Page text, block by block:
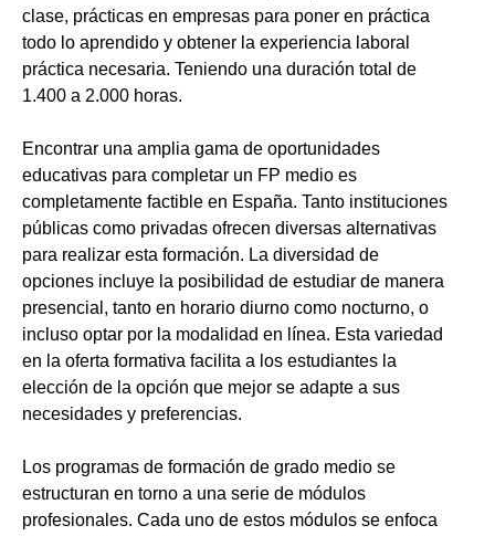
clase, prácticas en empresas para poner en práctica
todo lo aprendido y obtener la experiencia laboral
práctica necesaria. Teniendo una duración total de
1.400 a 2.000 horas.
Encontrar una amplia gama de oportunidades
educativas para completar un FP medio es
completamente factible en España. Tanto instituciones
públicas como privadas ofrecen diversas alternativas
para realizar esta formación. La diversidad de
opciones incluye la posibilidad de estudiar de manera
presencial, tanto en horario diurno como nocturno, o
incluso optar por la modalidad en línea. Esta variedad
en la oferta formativa facilita a los estudiantes la
elección de la opción que mejor se adapte a sus
necesidades y preferencias.
Los programas de formación de grado medio se
estructuran en torno a una serie de módulos
profesionales. Cada uno de estos módulos se enfoca